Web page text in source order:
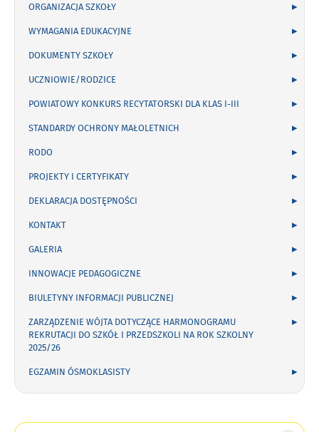
ORGANIZACJA SZKOŁY
WYMAGANIA EDUKACYJNE
DOKUMENTY SZKOŁY
UCZNIOWIE/RODZICE
POWIATOWY KONKURS RECYTATORSKI DLA KLAS I-III
STANDARDY OCHRONY MAŁOLETNICH
RODO
PROJEKTY I CERTYFIKATY
DEKLARACJA DOSTĘPNOŚCI
KONTAKT
GALERIA
INNOWACJE PEDAGOGICZNE
BIULETYNY INFORMACJI PUBLICZNEJ
ZARZĄDZENIE WÓJTA DOTYCZĄCE HARMONOGRAMU
REKRUTACJI DO SZKÓŁ I PRZEDSZKOLI NA ROK SZKOLNY
2025/26
EGZAMIN ÓSMOKLASISTY